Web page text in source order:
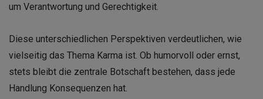
um Verantwortung und Gerechtigkeit.
Diese unterschiedlichen Perspektiven verdeutlichen, wie
vielseitig das Thema Karma ist. Ob humorvoll oder ernst,
stets bleibt die zentrale Botschaft bestehen, dass jede
Handlung Konsequenzen hat.